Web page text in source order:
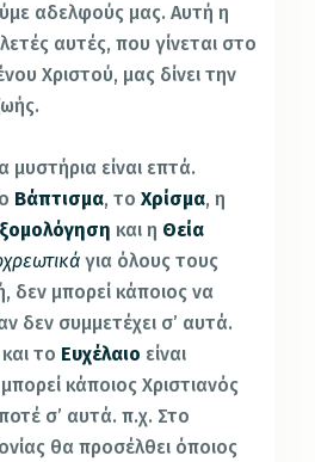
αδελφούς μας. Αυτή η
αυτές, που γίνεται στο
Χριστού, μας δίνει την
μυστήρια είναι επτά.
Βάπτισμα, τοΧρίσμα, η
και η Θεία
για όλους τους
δεν μπορεί κάποιος να
δεν συμμετέχει σ’ αυτά.
και το Ευχέλαιο είναι
κάποιος Χριστιανός
σ’ αυτά. π.χ. Στο
θα προσέλθει όποιος